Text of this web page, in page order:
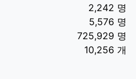
2,242 명
5,576 명
725,929 명
10,256 개